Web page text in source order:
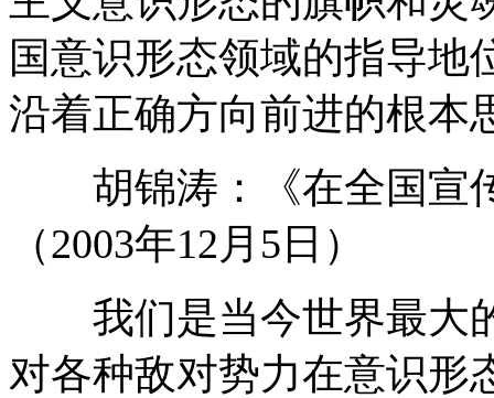
国意识形态领域的指导地
沿着正确方向前进的根本
胡锦涛：《在全国宣
（2003年12月5日）
我们是当今世界最大
对各种敌对势力在意识形